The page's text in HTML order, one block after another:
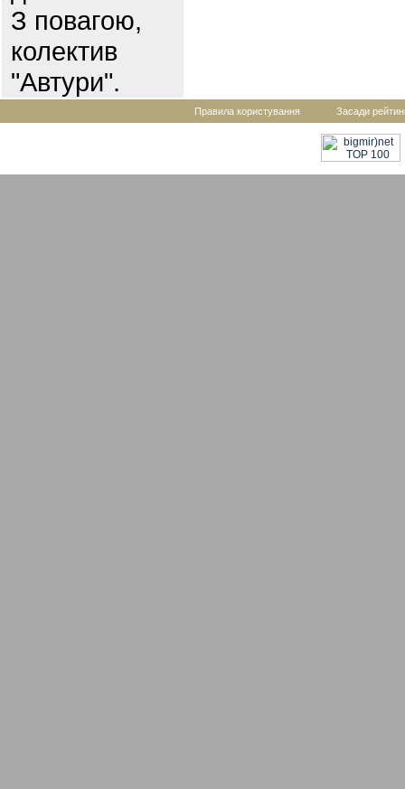
З повагою,
колектив
"Автури".
Правила користування Засади